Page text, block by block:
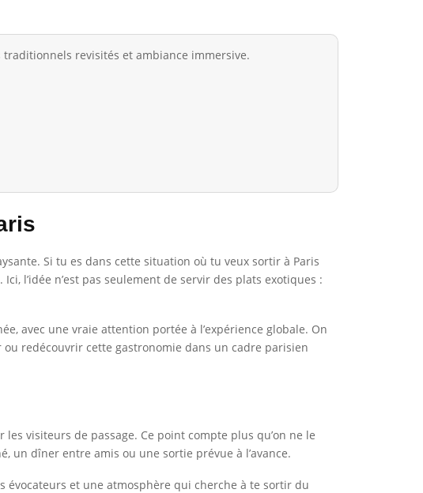
revisités et ambiance immersive.
Si tu es dans cette situation où tu veux sortir à Paris
l’idée n’est pas seulement de servir des plats exotiques :
avec une vraie attention portée à l’expérience globale. On
redécouvrir cette gastronomie dans un cadre parisien
visiteurs de passage. Ce point compte plus qu’on ne le
un dîner entre amis ou une sortie prévue à l’avance.
évocateurs et une atmosphère qui cherche à te sortir du